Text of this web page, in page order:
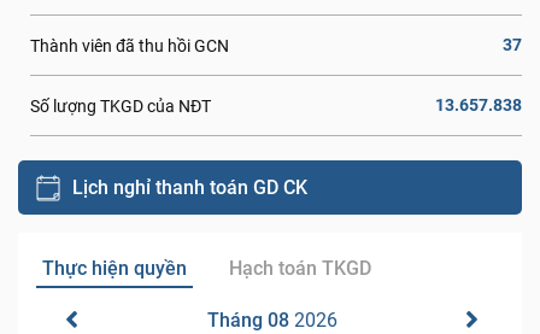
Thành viên đã thu hồi GCN 37
Số lượng TKGD của NĐT 13.657.838
Lịch nghỉ thanh toán GD CK
Thực hiện quyền Hạch toán TKGD
Tháng 08 2026